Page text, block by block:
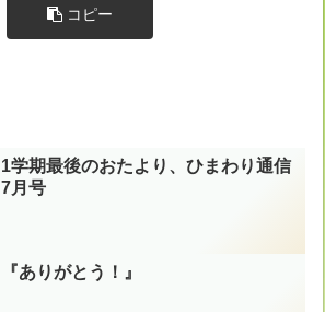
コピー
1学期最後のおたより、ひまわり通信
7月号
『ありがとう！』